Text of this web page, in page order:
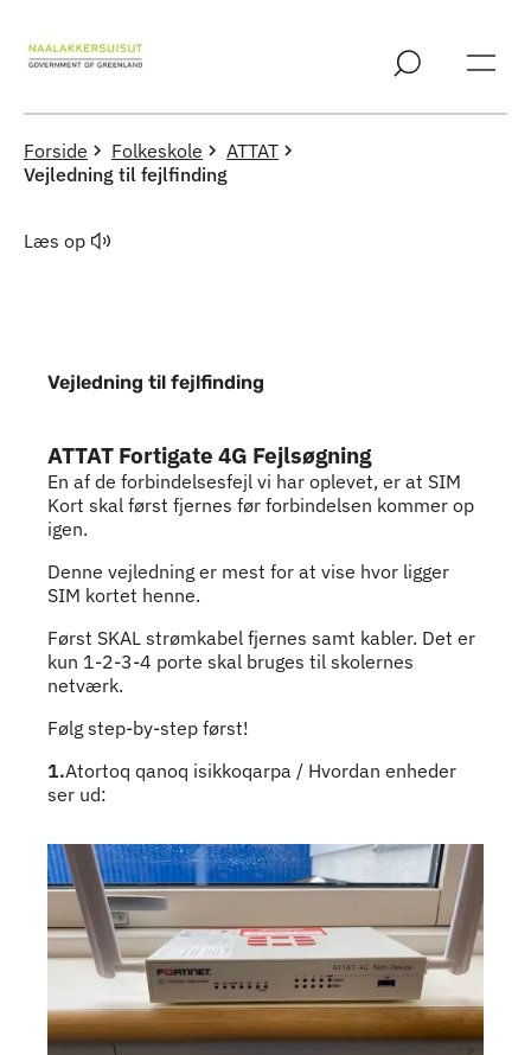
Forside Folkeskole
ATTAT
Vejledning til fejlfinding
Læs op
Vejledning til fejlfinding
Indhold
ATTAT Fortigate 4G Fejlsøgning
En af de forbindelsesfejl vi har oplevet, er at SIM
Kort skal først fjernes før forbindelsen kommer op
igen.
Denne vejledning er mest for at vise hvor ligger
SIM kortet henne.
Først SKAL strømkabel fjernes samt kabler. Det er
kun 1-2-3-4 porte skal bruges til skolernes
netværk.
Følg step-by-step først!
1.Atortoq qanoq isikkoqarpa / Hvordan enheder
ser ud: